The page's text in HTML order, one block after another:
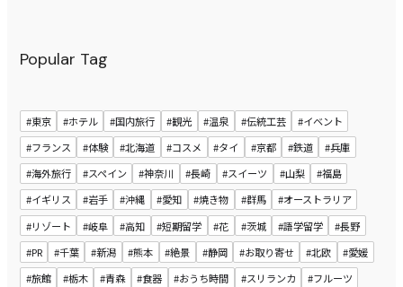
Popular Tag
#東京 #ホテル #国内旅行 #観光 #温泉 #伝統工芸
#イベント
#フランス
#体験 #北海道 #コスメ #タイ #京都 #鉄道
#兵庫
#海外旅行
#スペイン #神奈川 #長崎 #スイーツ #山梨
#福島
#イギリス
#岩手 #沖縄 #愛知 #焼き物 #群馬
#オーストラリア
#リゾート
#岐阜 #高知 #短期留学 #花 #茨城 #語学留学
#長野
#PR
#千葉 #新潟 #熊本 #絶景 #静岡 #お取り寄せ #北欧
#愛媛
#旅館
#栃木 #青森 #食器 #おうち時間 #スリランカ
#フルーツ